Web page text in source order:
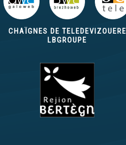
CHAÏGNES DE TELEDEVIZOUERE
LBGROUPE